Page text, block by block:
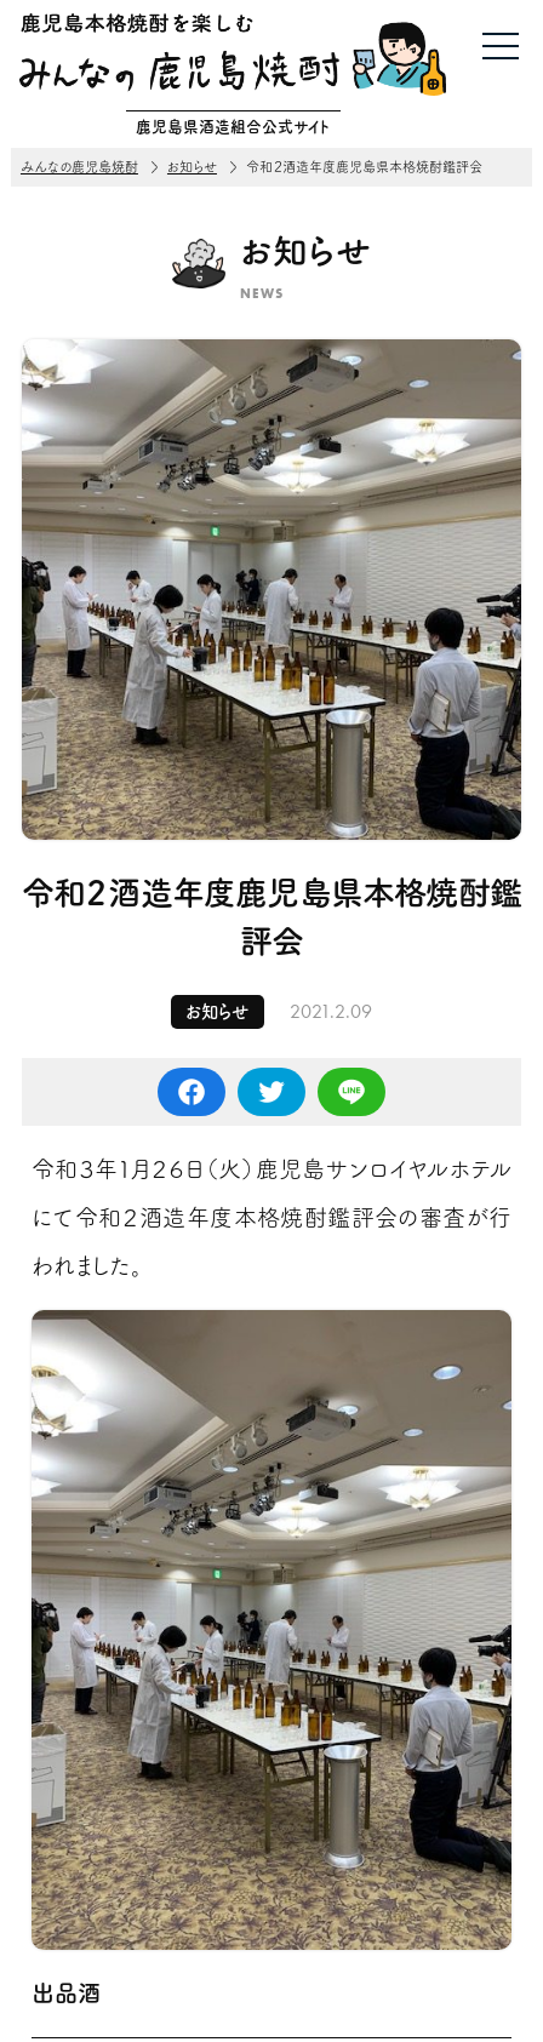
鹿児島県酒造組合公式サイト
みんなの鹿児島焼酎 お知らせ 令和２酒造年度鹿児島県本格焼酎鑑評会
お知らせ
NEWS
令和２酒造年度鹿児島県本格焼酎鑑
評会
お知らせ 2021.2.09
令和３年１月２６日（火）鹿児島サンロイヤルホテル
にて令和２酒造年度本格焼酎鑑評会の審査が行
われました。
出品酒